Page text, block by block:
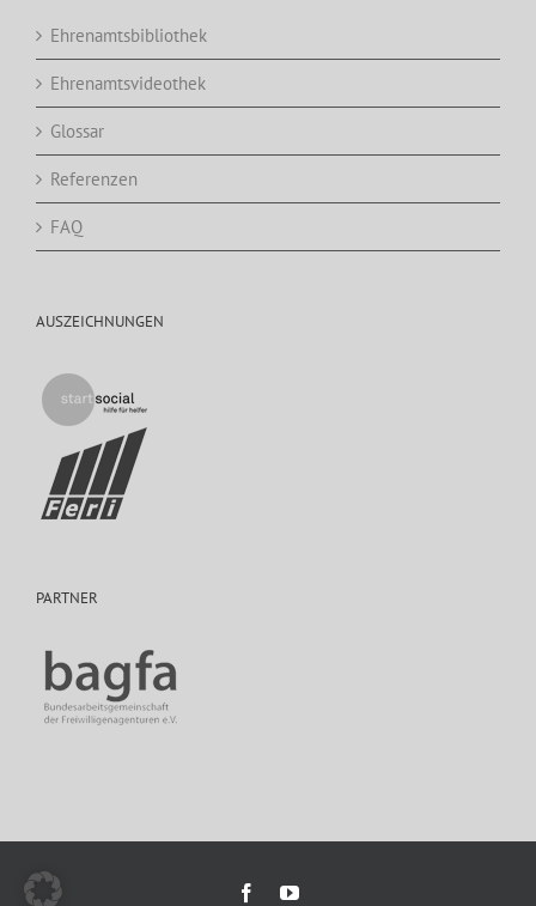
Ehrenamtsbibliothek
Ehrenamtsvideothek
Glossar
Referenzen
FAQ
AUSZEICHNUNGEN
PARTNER
FacebookYouTube